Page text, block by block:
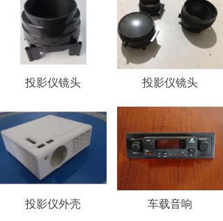
投影仪镜头 投影仪镜头
投影仪外壳 车载音响